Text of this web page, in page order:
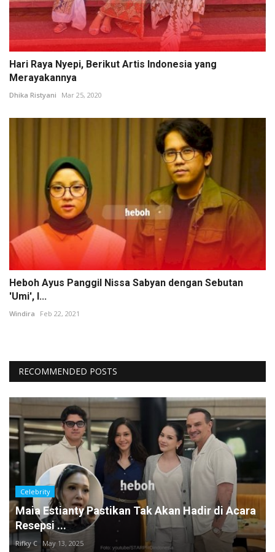
Hari Raya Nyepi, Berikut Artis Indonesia yang
Merayakannya
Dhika Ristyani Mar 25, 2020
Heboh Ayus Panggil Nissa Sabyan dengan Sebutan
'Umi', I...
Windira Feb 22, 2021
RECOMMENDED POSTS
Celebrity
Maia Estianty Pastikan Tak Akan Hadir di Acara
Resepsi ...
Rifky C May 13, 2025